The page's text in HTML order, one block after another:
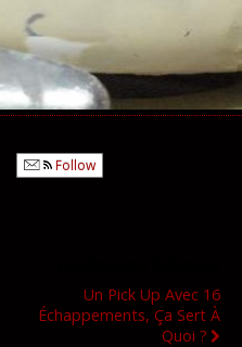
Follow
Un Pick Up Avec 16
Échappements, Ça Sert À
Quoi ?